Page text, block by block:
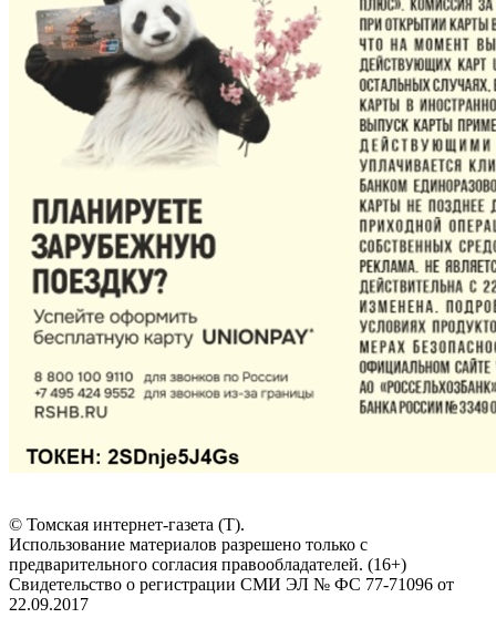
© Томская интернет-газета (Т).
Использование материалов разрешено только с
предварительного согласия правообладателей. (16+)
Свидетельство о регистрации СМИ ЭЛ № ФС 77-71096 от
22.09.2017